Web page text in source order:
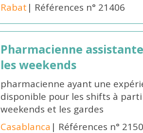
Rabat | Références n° 21406
Pharmacienne
les weekends
pharmacienne ayant une
disponible pour les shifts à
weekends et les gardes
Casablanca | Références n°